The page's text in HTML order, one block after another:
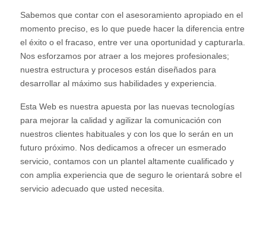
Sabemos que contar con el asesoramiento apropiado en el
momento preciso, es lo que puede hacer la diferencia entre
el éxito o el fracaso, entre ver una oportunidad y capturarla.
Nos esforzamos por atraer a los mejores profesionales;
nuestra estructura y procesos están diseñados para
desarrollar al máximo sus habilidades y experiencia.
Esta Web es nuestra apuesta por las nuevas tecnologías
para mejorar la calidad y agilizar la comunicación con
nuestros clientes habituales y con los que lo serán en un
futuro próximo. Nos dedicamos a ofrecer un esmerado
servicio, contamos con un plantel altamente cualificado y
con amplia experiencia que de seguro le orientará sobre el
servicio adecuado que usted necesita.